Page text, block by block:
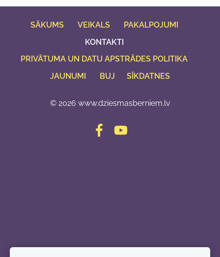
SĀKUMS VEIKALS
PAKALPOJUMI
KONTAKTI
PRIVĀTUMA UN DATU APSTRĀDES POLITIKA
JAUNUMI
BUJ SĪKDATNES
© 2026 www.dziesmasberniem.lv